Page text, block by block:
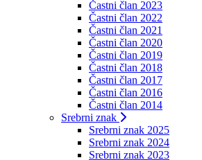
Častni član 2023
Častni član 2022
Častni član 2021
Častni član 2020
Častni član 2019
Častni član 2018
Častni član 2017
Častni član 2016
Častni član 2014
Srebrni znak
Srebrni znak 2025
Srebrni znak 2024
Srebrni znak 2023